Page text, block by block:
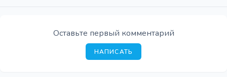
Оставьте первый комментарий
НАПИСАТЬ